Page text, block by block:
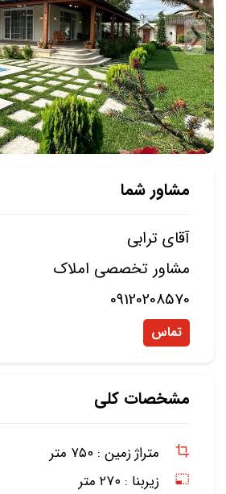
مشاور شما
آقای ترابی
مشاور تخصصی املاک
09120208570
تماس
مشخصات کلی
متراژ زمین : ۷۵۰ متر
زیربنا : ۲۷۰ متر